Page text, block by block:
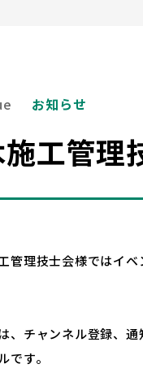
お知らせ
工管理
管理技士会様ではイ
、チャンネル登録、
です。